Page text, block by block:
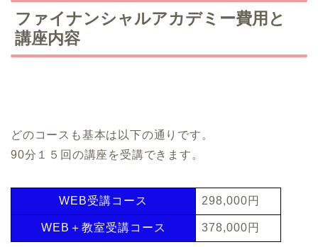
ファイナンシャルアカデミー費用と
講座内容
どのコースも基本は以下の通りです。
90分１５回の講座を受講できます。
WEB受講コース 298,000円
WEB＋教室受講コース 378,000円